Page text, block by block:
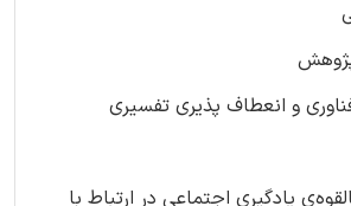
یادگیری اجتماعی در ارتباط با